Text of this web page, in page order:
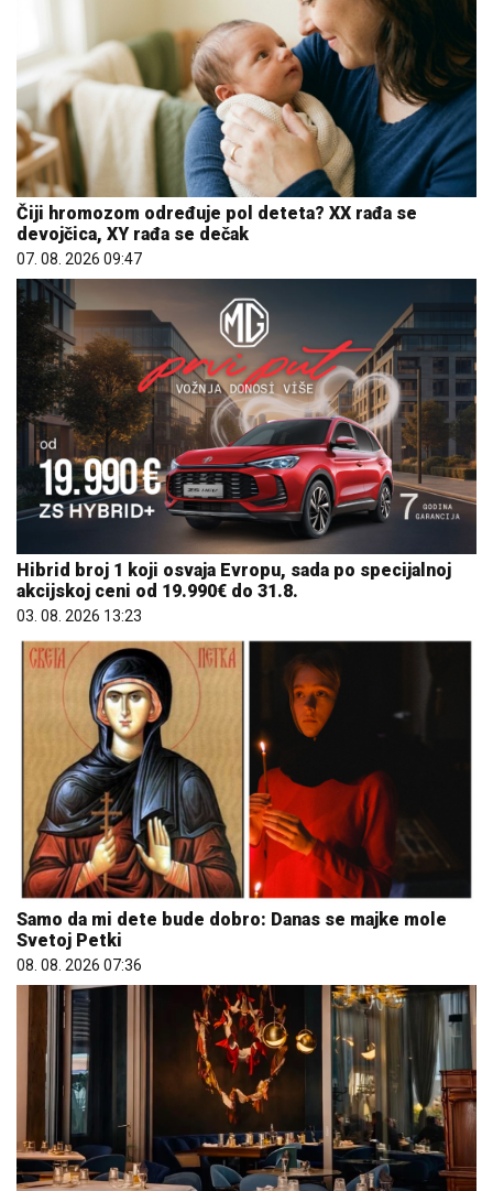
Čiji hromozom određuje pol deteta? XX rađa se
devojčica, XY rađa se dečak
07. 08. 2026 09:47
Hibrid broj 1 koji osvaja Evropu, sada po specijalnoj
akcijskoj ceni od 19.990€ do 31.8.
03. 08. 2026 13:23
Samo da mi dete bude dobro: Danas se majke mole
Svetoj Petki
08. 08. 2026 07:36